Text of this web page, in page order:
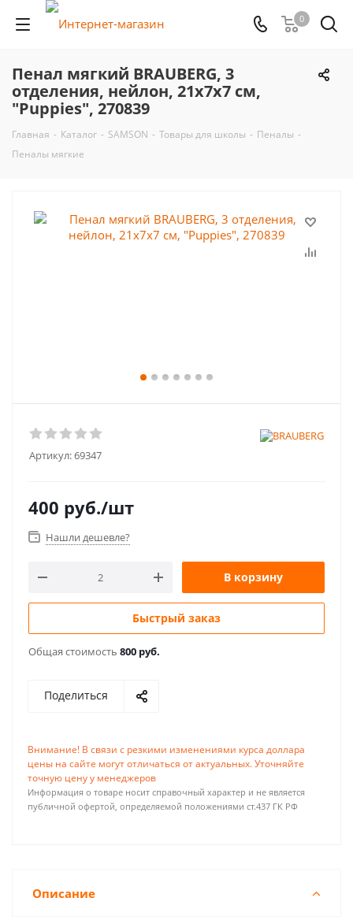
0
Пенал мягкий BRAUBERG, 3
отделения, нейлон, 21х7х7 см,
"Puppies", 270839
Главная - Каталог - SAMSON - Товары для школы - Пеналы -
Пеналы мягкие
Артикул:69347
400 руб./шт
Нашли дешевле?
В корзину
Быстрый заказ
Общая стоимость 800 руб.
Поделиться
Внимание! В связи с резкими изменениями курса доллара
цены на сайте могут отличаться от актуальных. Уточняйте
точную цену у менеджеров
Информация о товаре носит справочный характер и не является
публичной офертой, определяемой положениями ст.437 ГК РФ
Описание